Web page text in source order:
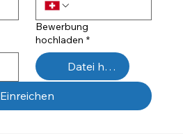
Bewerbung
hochladen *
Datei hochladen
Einreichen